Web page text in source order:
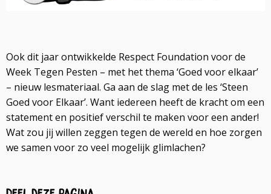
Ook dit jaar ontwikkelde Respect Foundation voor de
Week Tegen Pesten – met het thema ‘Goed voor elkaar’
– nieuw lesmateriaal. Ga aan de slag met de les ‘Steen
Goed voor Elkaar’. Want iedereen heeft de kracht om een
statement en positief verschil te maken voor een ander!
Wat zou jij willen zeggen tegen de wereld en hoe zorgen
we samen voor zo veel mogelijk glimlachen?